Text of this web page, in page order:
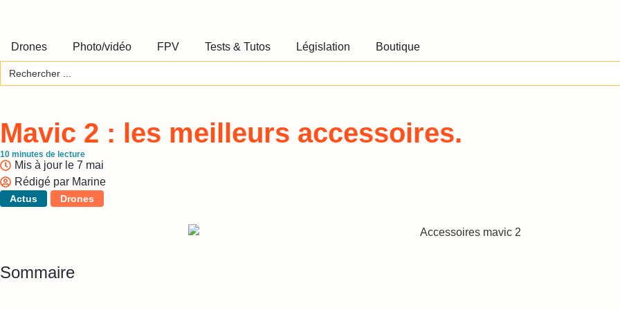
Drones Photo/vidéo FPV Tests & Tutos Législation
Boutique
Search
for:
Mavic 2 : les meilleurs accessoires.
10 minutes de lecture
Mis à jour le 7 mai
Rédigé par Marine
Actus Drones
Sommaire